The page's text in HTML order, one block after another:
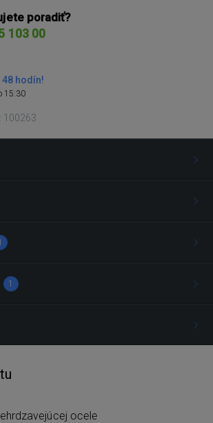
poradiť?
103 00
48 hodín!
15:30
100263
1
ocele